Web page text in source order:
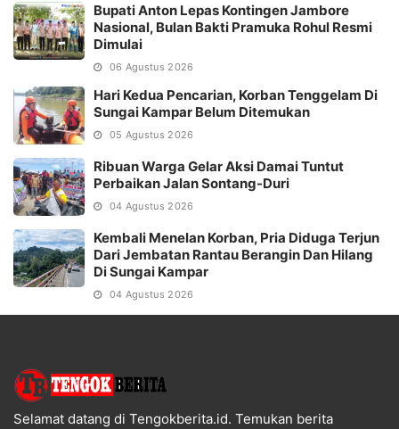
Bupati Anton Lepas Kontingen Jambore
Nasional, Bulan Bakti Pramuka Rohul Resmi
Dimulai
06 Agustus 2026
Hari Kedua Pencarian, Korban Tenggelam Di
Sungai Kampar Belum Ditemukan
05 Agustus 2026
Ribuan Warga Gelar Aksi Damai Tuntut
Perbaikan Jalan Sontang-Duri
04 Agustus 2026
Kembali Menelan Korban, Pria Diduga Terjun
Dari Jembatan Rantau Berangin Dan Hilang
Di Sungai Kampar
04 Agustus 2026
Selamat datang di Tengokberita.id. Temukan berita